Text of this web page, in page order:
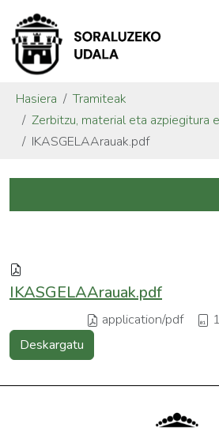
Hasiera
Tramiteak
Zerbitzu, material eta azpiegitura
IKASGELAArauak.pdf
IKASGELAArauak.pdf
application/pdf
Deskargatu